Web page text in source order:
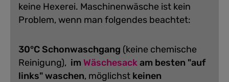
keine Hexerei. Maschinenwäsche ist kein
Problem, wenn man folgendes beachtet:
30°C Schonwaschgang (keine chemische
Reinigung), im Wäschesackam besten "auf
links" waschen, möglichst keinen